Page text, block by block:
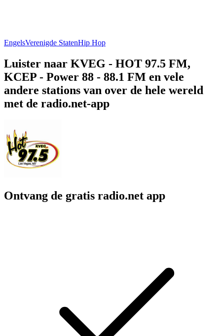
EngelsVerenigde StatenHip Hop
Luister naar KVEG - HOT 97.5 FM,
KCEP - Power 88 - 88.1 FM en vele
andere stations van over de hele wereld
met de radio.net-app
Ontvang de gratis radio.net app